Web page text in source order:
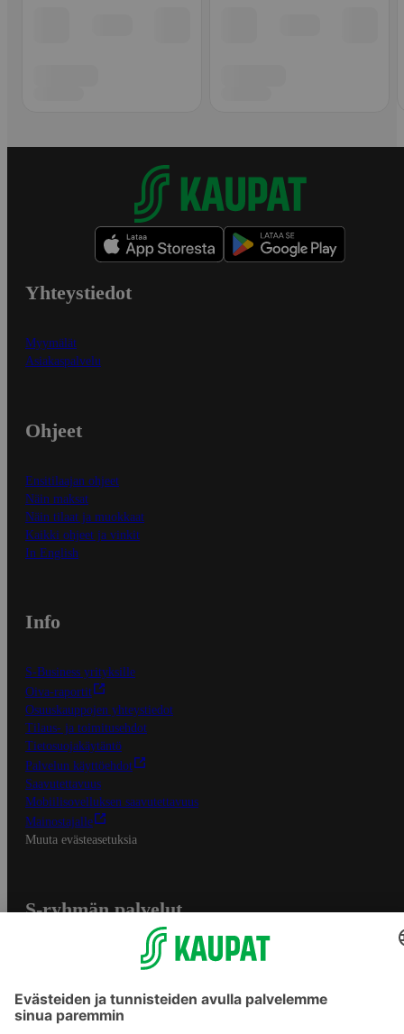
Yhteystiedot
Myymälät
Asiakaspalvelu
Ohjeet
Ensitilaajan ohjeet
Näin maksat
Näin tilaat ja muokkaat
Kaikki ohjeet ja vinkit
In English
Info
S-Business yrityksille
Oiva-raportit
Osuuskauppojen yhteystiedot
Tilaus- ja toimitusehdot
Tietosuojakäytäntö
Palvelun käyttöehdot
Saavutettavuus
Mobiilisovelluksen saavutettavuus
Mainostajalle
Muuta evästeasetuksia
S-ryhmän palvelut
Yhteishyvä Ruoka -sovellus
S-ostoslista -sovellus